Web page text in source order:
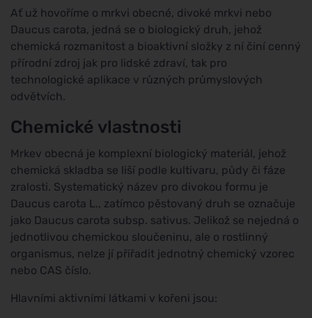
Ať už hovoříme o mrkvi obecné, divoké mrkvi nebo
Daucus carota, jedná se o biologický druh, jehož
chemická rozmanitost a bioaktivní složky z ní činí cenný
přírodní zdroj jak pro lidské zdraví, tak pro
technologické aplikace v různých průmyslových
odvětvích.
Chemické vlastnosti
Mrkev obecná je komplexní biologický materiál, jehož
chemická skladba se liší podle kultivaru, půdy či fáze
zralosti. Systematický název pro divokou formu je
Daucus carota L., zatímco pěstovaný druh se označuje
jako Daucus carota subsp. sativus. Jelikož se nejedná o
jednotlivou chemickou sloučeninu, ale o rostlinný
organismus, nelze jí přiřadit jednotný chemický vzorec
nebo CAS číslo.
Hlavními aktivními látkami v kořeni jsou: